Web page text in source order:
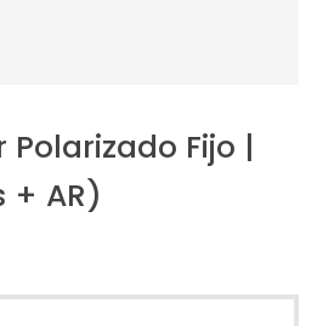
Fijo |
+ AR)